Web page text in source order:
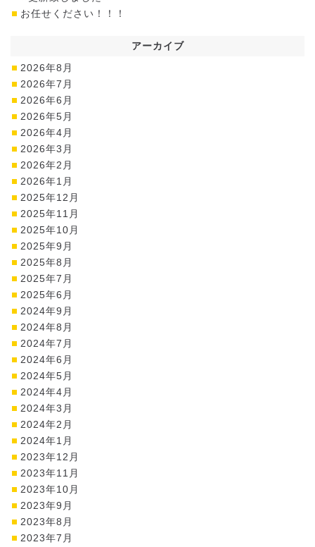
お任せください！！！
アーカイブ
2026年8月
2026年7月
2026年6月
2026年5月
2026年4月
2026年3月
2026年2月
2026年1月
2025年12月
2025年11月
2025年10月
2025年9月
2025年8月
2025年7月
2025年6月
2024年9月
2024年8月
2024年7月
2024年6月
2024年5月
2024年4月
2024年3月
2024年2月
2024年1月
2023年12月
2023年11月
2023年10月
2023年9月
2023年8月
2023年7月